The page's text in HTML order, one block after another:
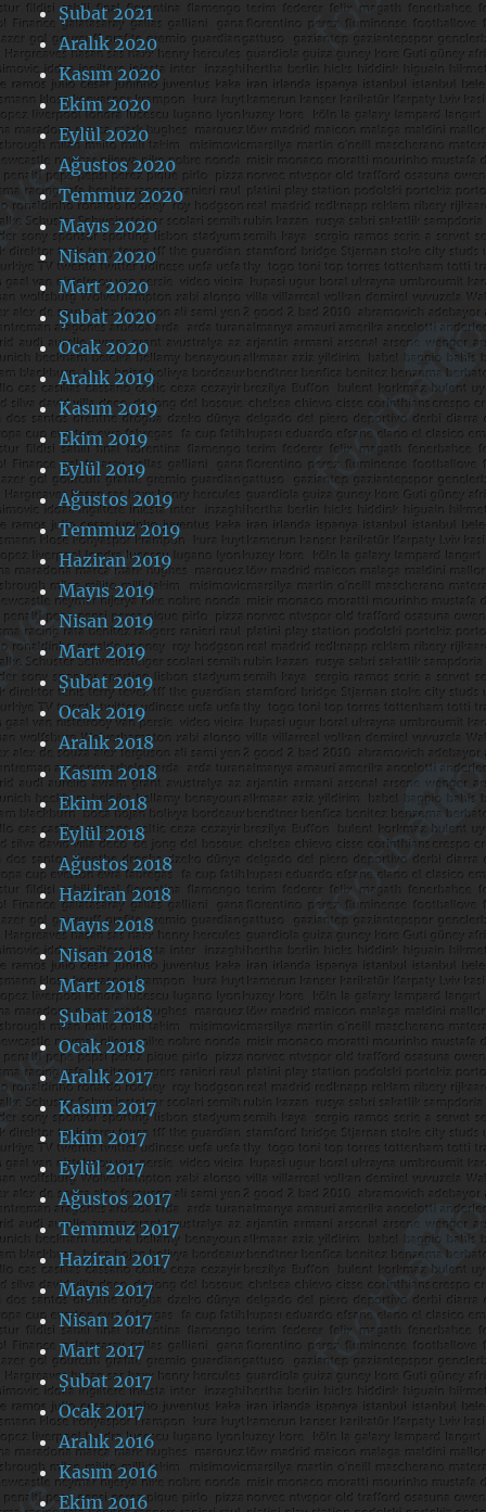
Şubat 2021
Aralık 2020
Kasım 2020
Ekim 2020
Eylül 2020
Ağustos 2020
Temmuz 2020
Mayıs 2020
Nisan 2020
Mart 2020
Şubat 2020
Ocak 2020
Aralık 2019
Kasım 2019
Ekim 2019
Eylül 2019
Ağustos 2019
Temmuz 2019
Haziran 2019
Mayıs 2019
Nisan 2019
Mart 2019
Şubat 2019
Ocak 2019
Aralık 2018
Kasım 2018
Ekim 2018
Eylül 2018
Ağustos 2018
Haziran 2018
Mayıs 2018
Nisan 2018
Mart 2018
Şubat 2018
Ocak 2018
Aralık 2017
Kasım 2017
Ekim 2017
Eylül 2017
Ağustos 2017
Temmuz 2017
Haziran 2017
Mayıs 2017
Nisan 2017
Mart 2017
Şubat 2017
Ocak 2017
Aralık 2016
Kasım 2016
Ekim 2016